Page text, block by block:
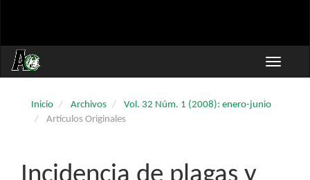
Toggle
Inicio Archivos
Vol. 32 Núm. 1 (2008): enero-junio
Artículos Originales